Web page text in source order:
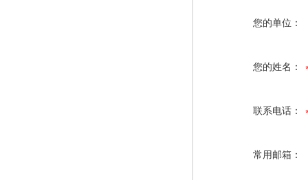
您的单位：
您的姓名：
联系电话：
常用邮箱：